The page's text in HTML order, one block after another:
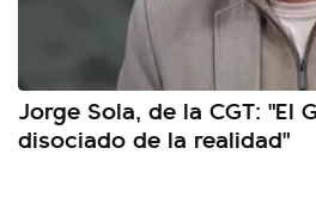
Jorge Sola, de la CGT: "El
disociado de la realidad"